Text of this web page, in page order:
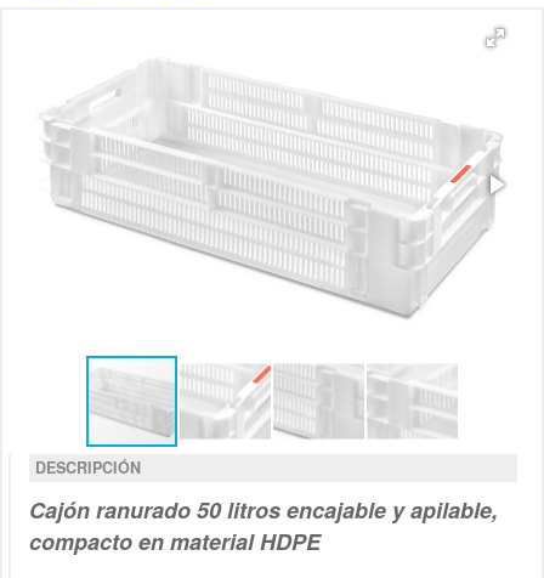
DESCRIPCIÓN
Cajónranurado50 litrosencajable yapilable,
compacto en material HDPE